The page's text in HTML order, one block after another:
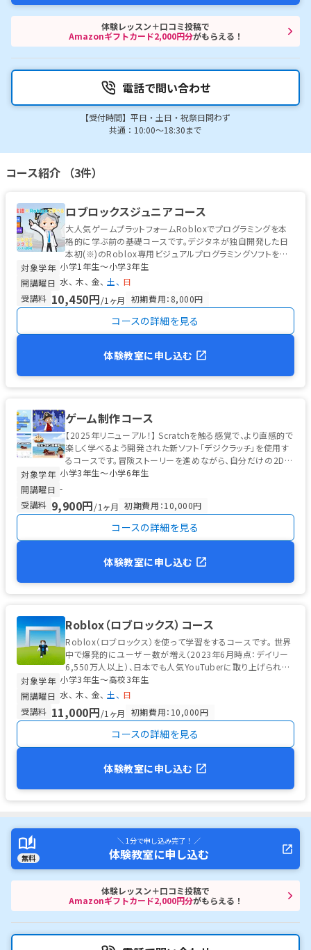
体験レッスン＋口コミ投稿で
Amazonギフトカード2,000円分がもらえる！
電話で問い合わせ
【受付時間】平日・土日・祝祭日問わず
共通：10:00～18:30まで
コース紹介 （3件）
ロブロックスジュニアコース
大人気ゲームプラットフォームRobloxでプログラミングを本
格的に学ぶ前の基礎コースです。デジタネが独自開発した日
本初(※)のRoblox専用ビジュアルプログラミングソフトを使
って学ぶので、プロ...
対象学年 小学1年生〜小学3年生
開講曜日 水 木 金 土
日
受講料 10,450円/1ヶ月 初期費用：8,000円
コースの詳細を見る
体験教室に申し込む
ゲーム制作コース
【2025年リニューアル！】 Scratchを触る感覚で、より直感的で
楽しく学べるよう開発された新ソフト「デジクラッチ」を使用す
るコースです。冒険ストーリーを進めながら、自分だけの2Dゲ
ーム制作...
対象学年 小学3年生〜小学6年生
開講曜日 -
受講料 9,900円/1ヶ月 初期費用：10,000円
コースの詳細を見る
体験教室に申し込む
Roblox（ロブロックス）コース
Roblox（ロブロックス）を使って学習をするコースです。 世界
中で爆発的にユーザー数が増え（2023年6月時点：デイリー
6,550万人以上）、日本でも人気YouTuberに取り上げられ、
小中...
対象学年 小学3年生〜高校3年生
開講曜日 水 木 金 土
日
受講料 11,000円/1ヶ月 初期費用：10,000円
コースの詳細を見る
体験教室に申し込む
無料
＼ 1分で申し込み完了！ ／
体験教室に申し込む
体験レッスン＋口コミ投稿で
Amazonギフトカード2,000円分がもらえる！